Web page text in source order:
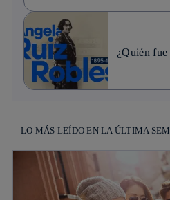
¿Quién
LO MÁS LEÍDO EN LA ÚLTIMA